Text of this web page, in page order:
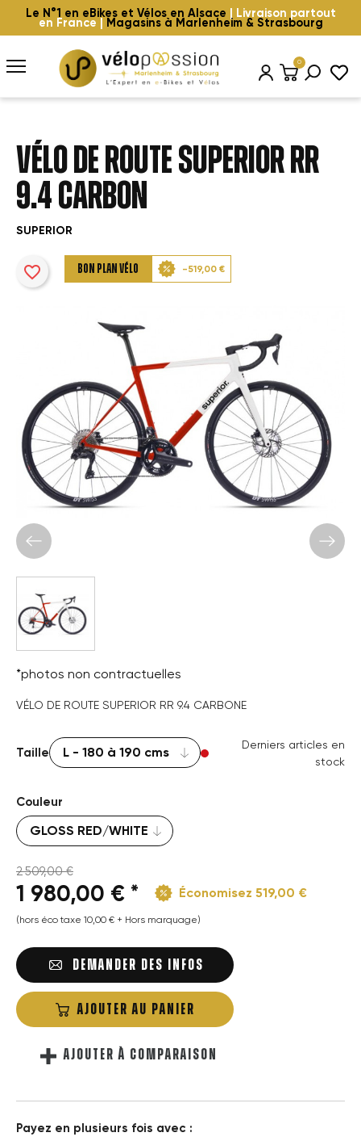
Le N°1 en eBikes et Vélos en Alsace | Livraison partout
en France | Magasins à Marlenheim & Strasbourg
0
VÉLO DE ROUTE SUPERIOR RR
9.4 CARBON
SUPERIOR
favorite_border BON PLAN VÉLO -519,00 €
*photos non contractuelles
VÉLO DE ROUTE SUPERIOR RR 9.4 CARBONE
Taille
Derniers articles en
stock
Couleur
2 509,00 €
1 980,00 € * Économisez 519,00 €
(hors éco taxe 10,00 € + Hors marquage)
DEMANDER DES INFOS
AJOUTER AU PANIER
AJOUTER À COMPARAISON
Payez en plusieurs fois avec :